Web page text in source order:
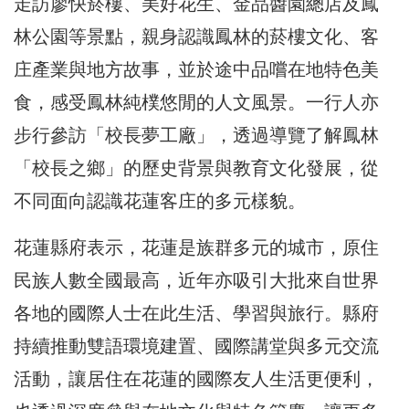
林公園等景點，親身認識鳳林的菸樓文化、客
庄產業與地方故事，並於途中品嚐在地特色美
食，感受鳳林純樸悠閒的人文風景。一行人亦
步行參訪「校長夢工廠」，透過導覽了解鳳林
「校長之鄉」的歷史背景與教育文化發展，從
不同面向認識花蓮客庄的多元樣貌。
花蓮縣府表示，花蓮是族群多元的城市，原住
民族人數全國最高，近年亦吸引大批來自世界
各地的國際人士在此生活、學習與旅行。縣府
持續推動雙語環境建置、國際講堂與多元交流
活動，讓居住在花蓮的國際友人生活更便利，